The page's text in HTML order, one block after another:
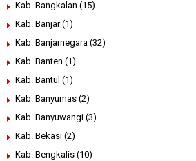
Kab. Bangkalan (15)
Kab. Banjar (1)
Kab. Banjarnegara (32)
Kab. Banten (1)
Kab. Bantul (1)
Kab. Banyumas (2)
Kab. Banyuwangi (3)
Kab. Bekasi (2)
Kab. Bengkalis (10)